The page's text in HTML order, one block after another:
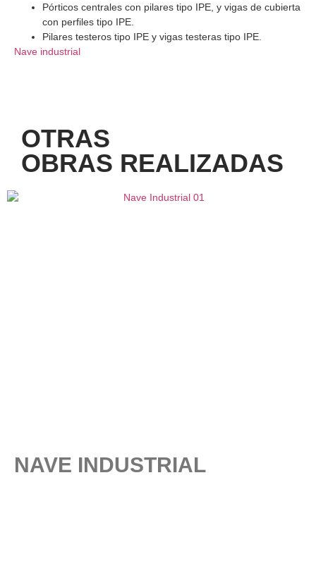
Pórticos centrales con pilares tipo IPE, y vigas de cubierta
con perfiles tipo IPE.
Pilares testeros tipo IPE y vigas testeras tipo IPE.
Nave industrial
OTRAS
OBRAS REALIZADAS
NAVE INDUSTRIAL